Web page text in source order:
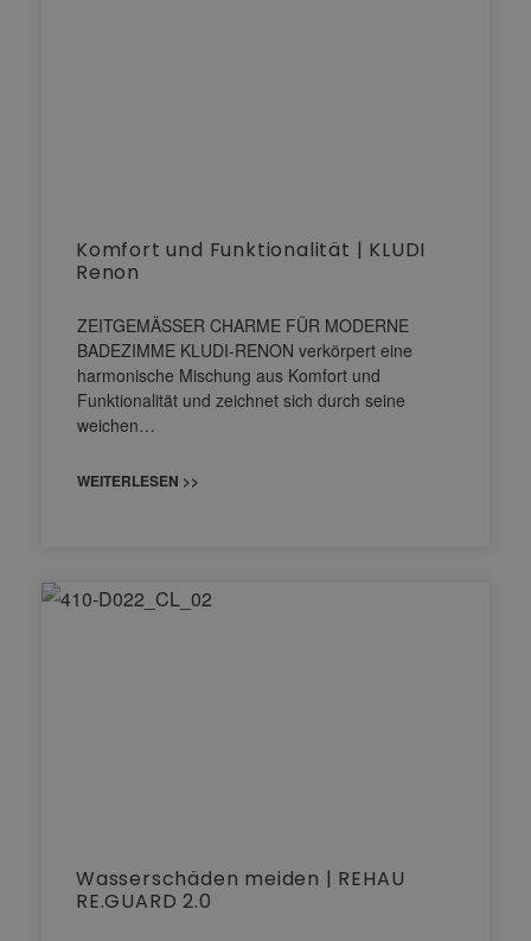
Komfort und Funktionalität | KLUDI
Renon
ZEITGEMÄSSER CHARME FÜR MODERNE
BADEZIMME KLUDI-RENON verkörpert eine
harmonische Mischung aus Komfort und
Funktionalität und zeichnet sich durch seine
weichen…
WEITERLESEN >>
Wasserschäden meiden | REHAU
RE.GUARD 2.0